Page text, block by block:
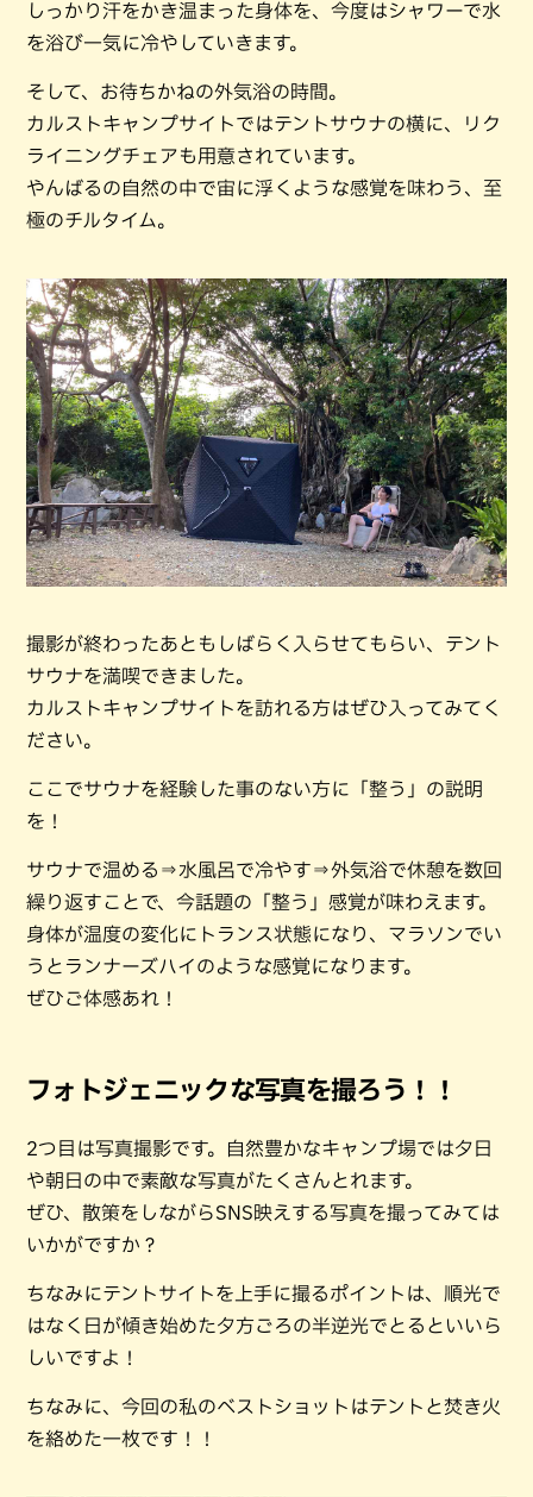
しっかり汗をかき温まった身体を、今度はシャワーで水
を浴び一気に冷やしていきます。
そして、お待ちかねの外気浴の時間。
カルストキャンプサイトではテントサウナの横に、リク
ライニングチェアも用意されています。
やんばるの自然の中で宙に浮くような感覚を味わう、至
極のチルタイム。
撮影が終わったあともしばらく入らせてもらい、テント
サウナを満喫できました。
カルストキャンプサイトを訪れる方はぜひ入ってみてく
ださい。
ここでサウナを経験した事のない方に「整う」の説明
を！
サウナで温める⇒水風呂で冷やす⇒外気浴で休憩を数回
繰り返すことで、今話題の「整う」感覚が味わえます。
身体が温度の変化にトランス状態になり、マラソンでい
うとランナーズハイのような感覚になります。
ぜひご体感あれ！
フォトジェニックな写真を撮ろう！！
2つ目は写真撮影です。自然豊かなキャンプ場では夕日
や朝日の中で素敵な写真がたくさんとれます。
ぜひ、散策をしながらSNS映えする写真を撮ってみては
いかがですか？
ちなみにテントサイトを上手に撮るポイントは、順光で
はなく日が傾き始めた夕方ごろの半逆光でとるといいら
しいですよ！
ちなみに、今回の私のベストショットはテントと焚き火
を絡めた一枚です！！